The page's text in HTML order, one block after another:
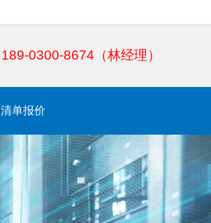
189-0300-8674（林经理）
清单报价